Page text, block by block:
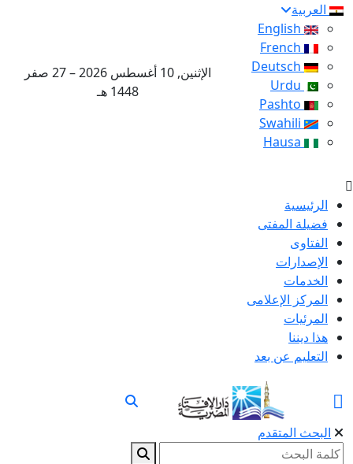
العربية
الإثنين, 10 أغسطس 2026 – 27 صفر
1448 هـ
الرئيسية
فضيلة المفتى
الفتاوى
الإصدارات
الخدمات
المركز الإعلامى
المرئيات
هذا ديننا
التعليم عن بعد
البحث المتقدم